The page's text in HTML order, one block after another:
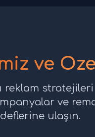
ve
reklam stratejileri
ve
ulaşın.